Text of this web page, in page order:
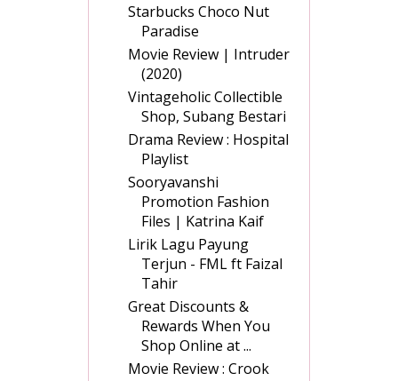
Starbucks Choco Nut
Paradise
Movie Review | Intruder
(2020)
Vintageholic Collectible
Shop, Subang Bestari
Drama Review : Hospital
Playlist
Sooryavanshi
Promotion Fashion
Files | Katrina Kaif
Lirik Lagu Payung
Terjun - FML ft Faizal
Tahir
Great Discounts &
Rewards When You
Shop Online at ...
Movie Review : Crook